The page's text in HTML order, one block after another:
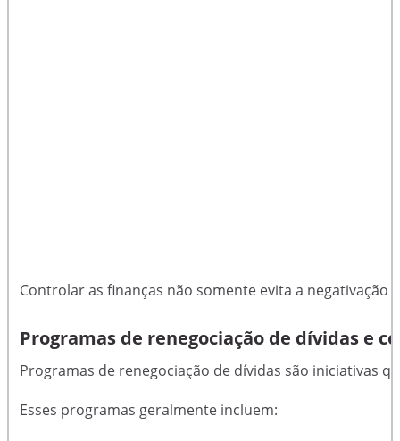
Controlar as finanças não somente evita a
Programas de renegociação de dívidas e
Programas de renegociação de dívidas são iniciativas
Esses programas geralmente incluem: